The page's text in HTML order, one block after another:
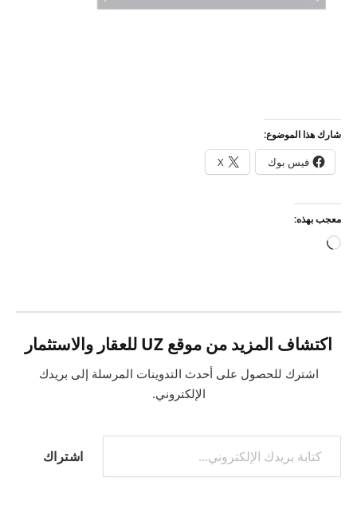
شارك هذا الموضوع:
فيس بوك X
معجب بهذه:
جاري
اكتشاف المزيد من موقع UZ للعقار والاستثمار
اشترك للحصول على أحدث التدوينات المرسلة إلى بريدك
الإلكتروني.
كتابة بريدك الإلكتروني...
اشتراك